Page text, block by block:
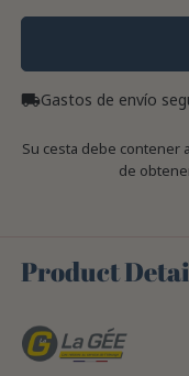
local_shippingGastos de envío
Su cesta debe contener
de
Product